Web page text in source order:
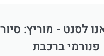
לסנט - מוריץ: סיור
פנורמי ברכבת